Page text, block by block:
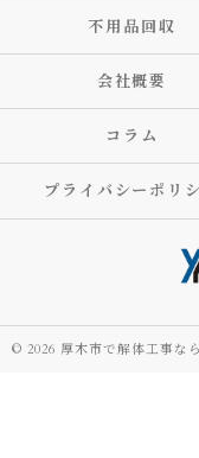
不用品回収
会社概要
コラム
プライバシーポリ
© 2026 厚木市で解体工事な